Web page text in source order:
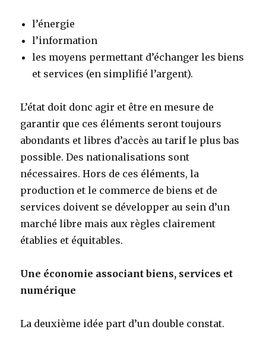
l’énergie
l’information
les moyens permettant d’échanger les biens
et services (en simplifié l’argent).
L’état doit donc agir et être en mesure de
garantir que ces éléments seront toujours
abondants et libres d’accès au tarif le plus bas
possible. Des nationalisations sont
nécessaires. Hors de ces éléments, la
production et le commerce de biens et de
services doivent se développer au sein d’un
marché libre mais aux règles clairement
établies et équitables.
Une économie associant biens, services et
numérique
La deuxième idée part d’un double constat.